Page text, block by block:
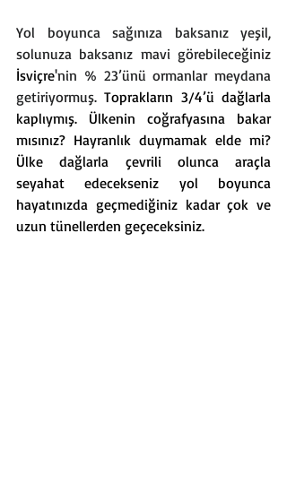
Yol boyunca sağınıza baksanız yeşil,
İsviçre'nin % 23’ünü ormanlar meydana
getiriyormuş. Toprakların 3/4’ü dağlarla
kaplıymış. Ülkenin coğrafyasına bakar
mısınız? Hayranlık duymamak elde mi?
Ülke dağlarla çevrili olunca araçla
seyahat edecekseniz yol boyunca
hayatınızda geçmediğiniz kadar çok ve
uzun tünellerden geçeceksiniz.